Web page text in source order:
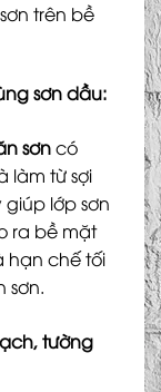
trên bề
sơn dầu:
sơncó
làm từ sợi
lớp sơn
ra bề mặt
hạn chế tối
sơn.
tường